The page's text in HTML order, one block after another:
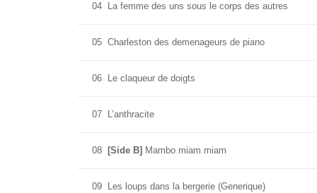
04 La femme des uns sous le corps des autres
05 Charleston des demenageurs de piano
06 Le claqueur de doigts
07 L’anthracite
08 [Side B] Mambo miam miam
09 Les loups dans la bergerie (Generique)